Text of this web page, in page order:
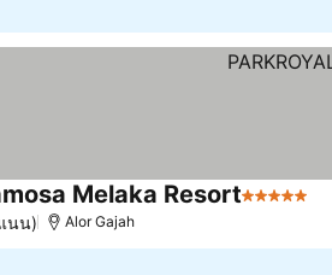
Melaka Resort5 ดาว
นน) Alor Gajah